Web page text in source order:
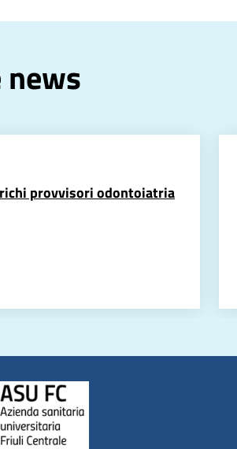
provvisori odontoiatria